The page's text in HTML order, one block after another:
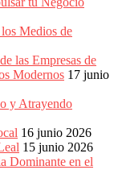
Medios de
las Empresas de
Modernos 17 junio
y Atrayendo
16 junio 2026
15 junio 2026
Dominante en el